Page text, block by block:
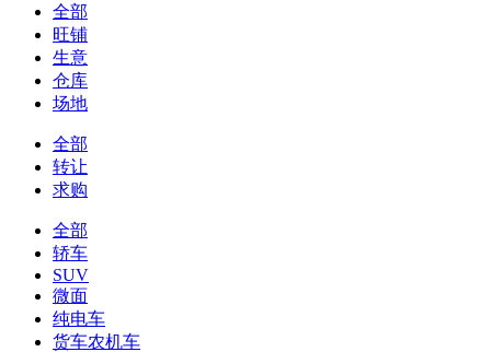
全部
旺铺
生意
仓库
场地
全部
转让
求购
全部
轿车
SUV
微面
纯电车
货车农机车